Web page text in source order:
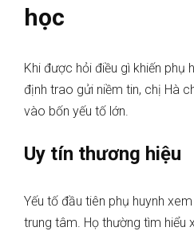
học
Khi được hỏi điều gì khiến phụ
định trao gửi niềm tin, chị Hà
vào bốn yếu tố lớn.
Uy tín thương hiệu
Yếu tố đầu tiên phụ huynh
trung tâm. Họ thường tìm